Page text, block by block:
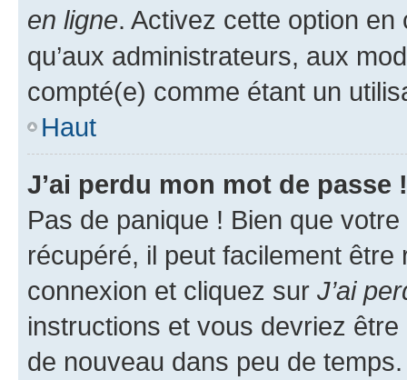
en ligne. Activez cette option
qu’aux administrateurs, aux
compté(e) comme étant un
Haut
J’ai perdu mon mot de passe !
Pas de panique ! Bien que
récupéré, il peut facilement
connexion et cliquez sur J’ai
instructions et vous devriez
de nouveau dans peu de temps.